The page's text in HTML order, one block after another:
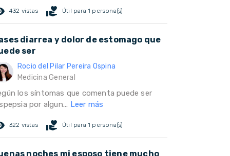
432 vistas volunteer_activism Útil para 1 persona(s)
diarrea y dolor de estomago que
ser
Rocio del Pilar Pereira Ospina
Medicina General
los síntomas que comenta puede ser
por algun... Leer más
322 vistas volunteer_activism Útil para 1 persona(s)
noches mi esposo tiene mucho